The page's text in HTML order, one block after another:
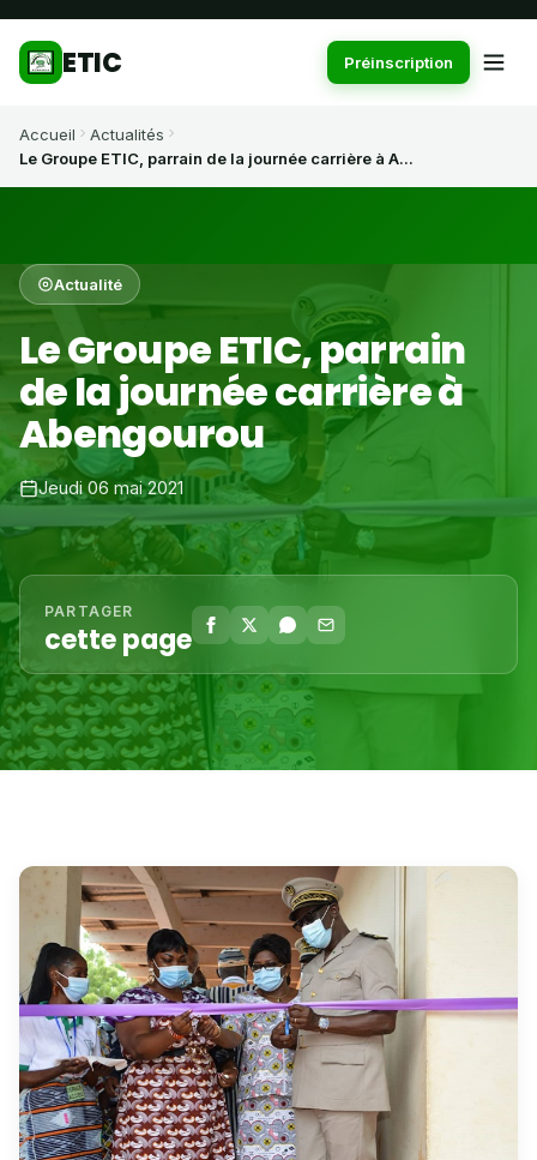
ETIC Préinscription
Accueil
Actualités
Le Groupe ETIC, parrain de la journée carrière à A...
Actualité
Le Groupe ETIC, parrain
de la journée carrière à
Abengourou
Jeudi 06 mai 2021
PARTAGER
cette page